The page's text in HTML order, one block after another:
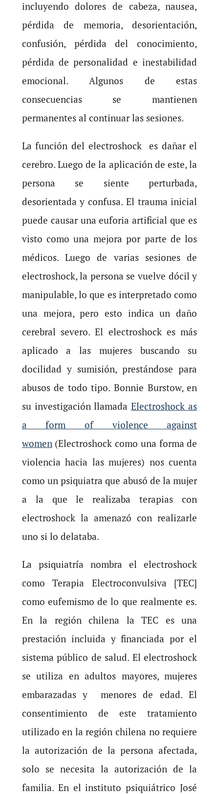
incluyendo dolores de cabeza, nausea,
pérdida de memoria, desorientación,
confusión, pérdida del conocimiento,
pérdida de personalidad e inestabilidad
emocional. Algunos de estas
consecuencias se mantienen
permanentes al continuar las sesiones.
La función del electroshock es dañar el
cerebro. Luego de la aplicación de este, la
persona se siente perturbada,
desorientada y confusa. El trauma inicial
puede causar una euforia artificial que es
visto como una mejora por parte de los
médicos. Luego de varias sesiones de
electroshock, la persona se vuelve dócil y
manipulable, lo que es interpretado como
una mejora, pero esto indica un daño
cerebral severo. El electroshock es más
aplicado a las mujeres buscando su
docilidad y sumisión, prestándose para
abusos de todo tipo. Bonnie Burstow, en
su investigación llamadaElectroshock as
a form of violence against
women (Electroshock como una forma de
violencia hacia las mujeres) nos cuenta
como un psiquiatra que abusó de la mujer
a la que le realizaba terapias con
electroshock la amenazó con realizarle
uno si lo delataba.
La psiquiatría nombra el electroshock
como Terapia Electroconvulsiva [TEC]
como eufemismo de lo que realmente es.
En la región chilena la TEC es una
prestación incluida y financiada por el
sistema público de salud. El electroshock
se utiliza en adultos mayores, mujeres
embarazadas y menores de edad. El
consentimiento de este tratamiento
utilizado en la región chilena no requiere
la autorización de la persona afectada,
solo se necesita la autorización de la
familia. En el instituto psiquiátrico José